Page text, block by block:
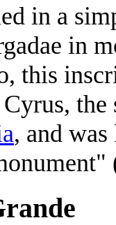
in a
in
this
, and